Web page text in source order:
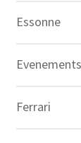
Essonne
Ferrari